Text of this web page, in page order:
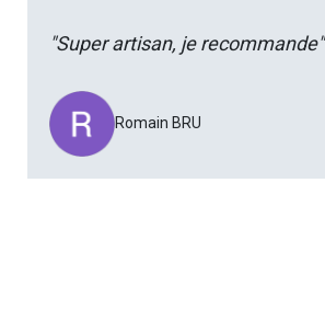
"Super artisan, je recommande"
Romain BRU